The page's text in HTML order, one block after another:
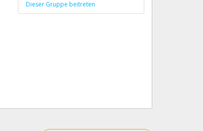
Dieser Gruppe beitreten